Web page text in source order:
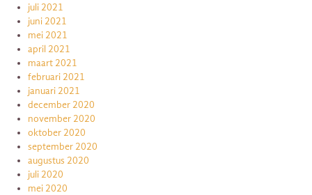
juli 2021
juni 2021
mei 2021
april 2021
maart 2021
februari 2021
januari 2021
december 2020
november 2020
oktober 2020
september 2020
augustus 2020
juli 2020
mei 2020